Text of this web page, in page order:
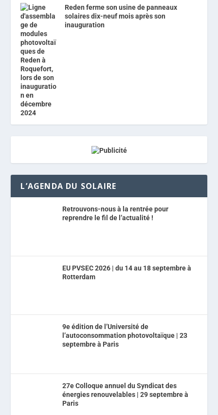
Reden ferme son usine de panneaux
solaires dix-neuf mois après son
inauguration
L’AGENDA DU SOLAIRE
Retrouvons-nous à la rentrée pour
reprendre le fil de l’actualité !
EU PVSEC 2026 | du 14 au 18 septembre à
Rotterdam
9e édition de l’Université de
l’autoconsommation photovoltaïque | 23
septembre à Paris
27e Colloque annuel du Syndicat des
énergies renouvelables | 29 septembre à
Paris